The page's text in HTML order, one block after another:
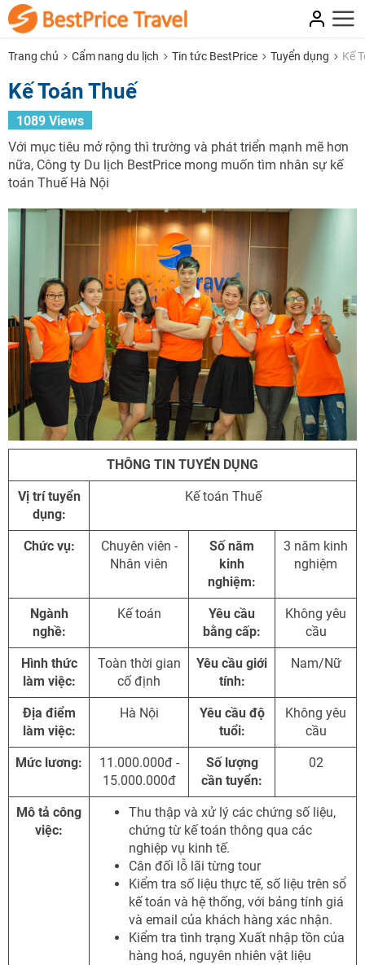
Trang chủ Cẩm nang du lịch Tin tức BestPrice Tuyển dụng Kế
Kế Toán Thuế
1089 Views
Với mục tiêu mở rộng thì trường và phát triển mạnh mẽ hơn
nữa, Công ty Du lịch BestPrice mong muốn tìm nhân sự kế
toán Thuế Hà Nội
THÔNG TIN TUYỂN DỤNG
Vị trí tuyển
dụng:
Kế toán Thuế
Chức vụ:
Chuyên viên -
Nhân viên
Số năm
kinh
nghiệm:
3 năm kinh
nghiệm
Ngành
nghề:
Kế toán
Yêu cầu
bằng cấp:
Không yêu
cầu
Hình thức
làm việc:
Toàn thời gian
cố định
Yêu cầu giới
tính:
Nam/Nữ
Địa điểm
làm việc:
Hà Nội
Yêu cầu độ
tuổi:
Không yêu
cầu
Mức lương:
11.000.000đ -
15.000.000đ
Số lượng
cần tuyển:
02
Mô tả công
việc:
Thu thập và xử lý các chứng số liệu,
chứng từ kế toán thông qua các
nghiệp vụ kinh tế.
Cân đối lỗ lãi từng tour
Kiểm tra số liệu thực tế, số liệu trên sổ
kế toán và hệ thống, với bảng tính giá
và email của khách hàng xác nhận.
Kiểm tra tình trạng Xuất nhập tồn của
hàng hoá, nguyên nhiên vật liệu
TƯ VẤN NGAY
TƯ VẤN NGAY
TƯ VẤN NGAY
TƯ VẤN NGAY
NHẬN ƯU ĐÃI NGAY
TƯ VẤN NGAY